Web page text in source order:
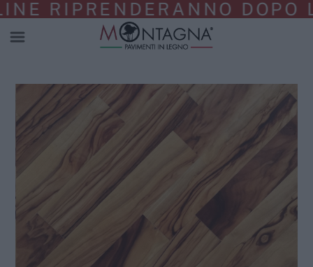
DOPO LA